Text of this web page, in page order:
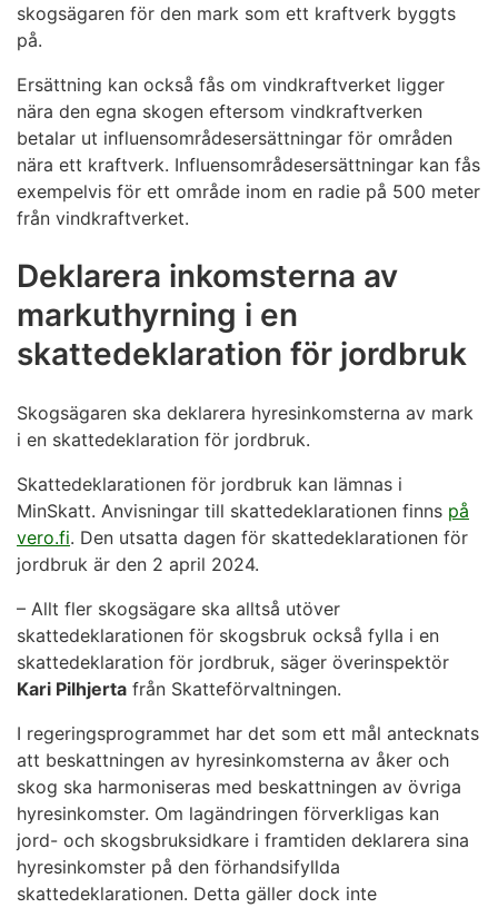
skogsägaren för den mark som ett kraftverk byggts
på.
Ersättning kan också fås om vindkraftverket ligger
nära den egna skogen eftersom vindkraftverken
betalar ut influensområdesersättningar för områden
nära ett kraftverk. Influensområdesersättningar kan fås
exempelvis för ett område inom en radie på 500 meter
från vindkraftverket.
Deklarera inkomsterna av
markuthyrning i en
skattedeklaration för jordbruk
Skogsägaren ska deklarera hyresinkomsterna av mark
i en skattedeklaration för jordbruk.
Skattedeklarationen för jordbruk kan lämnas i
MinSkatt. Anvisningar till skattedeklarationen finns på
vero.fi. Den utsatta dagen för skattedeklarationen för
jordbruk är den 2 april 2024.
– Allt fler skogsägare ska alltså utöver
skattedeklarationen för skogsbruk också fylla i en
skattedeklaration för jordbruk, säger överinspektör
Kari Pilhjerta från Skatteförvaltningen.
I regeringsprogrammet har det som ett mål antecknats
att beskattningen av hyresinkomsterna av åker och
skog ska harmoniseras med beskattningen av övriga
hyresinkomster. Om lagändringen förverkligas kan
jord- och skogsbruksidkare i framtiden deklarera sina
hyresinkomster på den förhandsifyllda
skattedeklarationen. Detta gäller dock inte